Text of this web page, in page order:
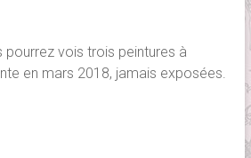
pourrez vois trois peintures à
en mars 2018, jamais exposées.